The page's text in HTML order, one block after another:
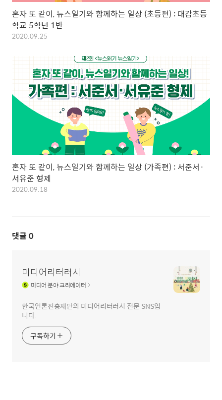
혼자 또 같이, 뉴스일기와 함께하는 일상 (초등편) : 대감초등
학교 5학년 1반
2020.09.25
혼자 또 같이, 뉴스일기와 함께하는 일상 (가족편) : 서준서·
서유준 형제
2020.09.18
댓글 0
미디어리터러시
미디어분야 크리에이터
한국언론진흥재단의 미디어리터러시 전문 SNS입
니다.
구독하기